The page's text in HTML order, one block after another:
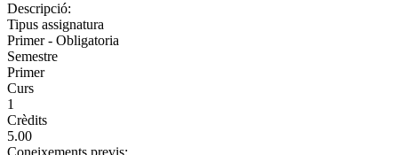
Descripció:
Tipus assignatura
Primer - Obligatoria
Semestre
Primer
Curs
1
Crèdits
5.00
Coneixements previs: